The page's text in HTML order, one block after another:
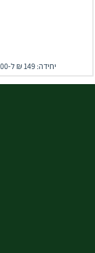
יחידה: 149 ₪ ל-100 מ"ל